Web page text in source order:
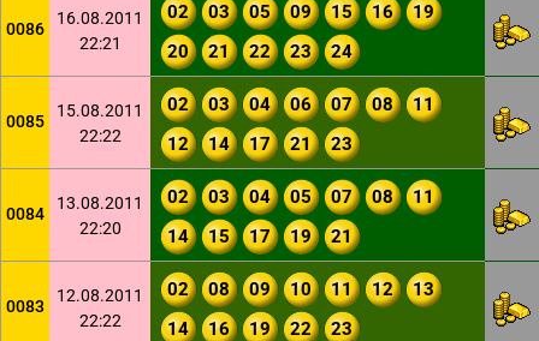
0086
16.08.2011
22:21
02 03 05 09 15 16
19
20
21 22 23 24
0085
15.08.2011
22:22
02 03 04 06 07 08
11
12
14 17 21 23
0084
13.08.2011
22:20
02 03 04 05 07 08
11
14
15 17 19 21
0083
12.08.2011
22:22
02 08 09 10 11 12
13
14
16 19 22 23